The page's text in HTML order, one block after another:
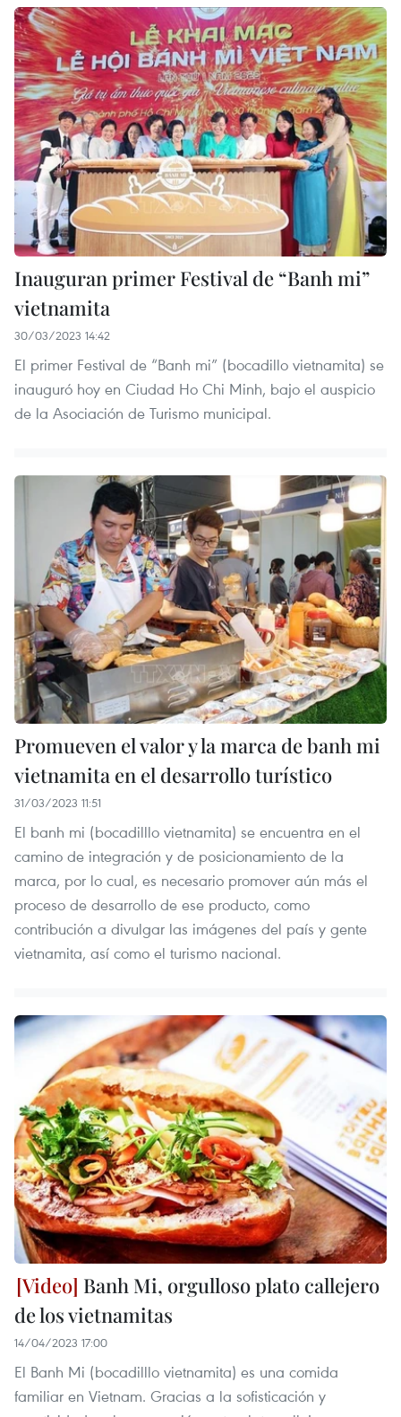
Inauguran primer Festival de “Banh mi”
vietnamita
30/03/2023 14:42
El primer Festival de “Banh mi” (bocadillo vietnamita) se
inauguró hoy en Ciudad Ho Chi Minh, bajo el auspicio
de la Asociación de Turismo municipal.
Promueven el valor y la marca de banh mi
vietnamita en el desarrollo turístico
31/03/2023 11:51
El banh mi (bocadilllo vietnamita) se encuentra en el
camino de integración y de posicionamiento de la
marca, por lo cual, es necesario promover aún más el
proceso de desarrollo de ese producto, como
contribución a divulgar las imágenes del país y gente
vietnamita, así como el turismo nacional.
Banh Mi, orgulloso plato callejero
de los vietnamitas
14/04/2023 17:00
El Banh Mi (bocadilllo vietnamita) es una comida
familiar en Vietnam. Gracias a la sofisticación y